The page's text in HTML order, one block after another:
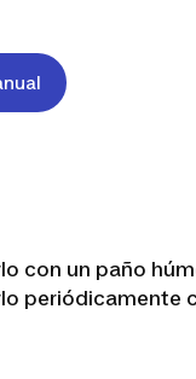
con un paño
periódicamente